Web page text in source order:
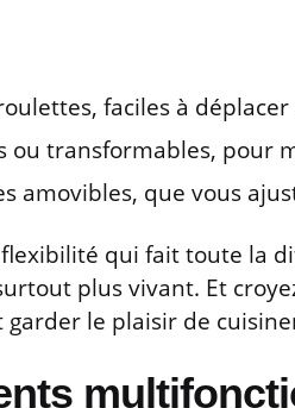
faciles à déplacer
ou transformables, pour
amovibles, que vous
qui fait toute la
plus vivant. Et
garder le plaisir de